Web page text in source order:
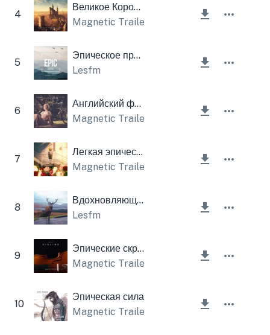
4
Великое Королевство
Magnetic Trailer
5
Эпическое приключение
Lesfm
6
Английский фильм
Magnetic Trailer
7
Легкая эпическая музыка
Magnetic Trailer
8
Вдохновляющая история
Lesfm
9
Эпические скрипки
Magnetic Trailer
10
Эпическая сила
Magnetic Trailer